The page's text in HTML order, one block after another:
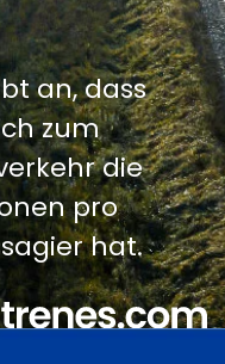
an, dass
zum
die
pro
hat.